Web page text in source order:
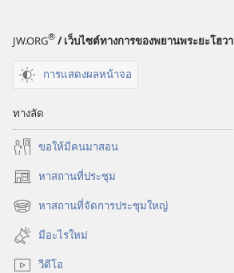
JW.ORG® / เว็บไซต์ทางการของพยานพระยะโฮวา
การแสดงผลหน้าจอ
ทางลัด
ขอ​ให้​มี​คน​มา​สอน
หาสถานที่ประชุม
(เปิด
หน้าต่างหาสถานที่จัดการประชุมใหญ่
(เปิด
หน้าต่าง
ใหม่)
มีอะไรใหม่
วีดีโอ